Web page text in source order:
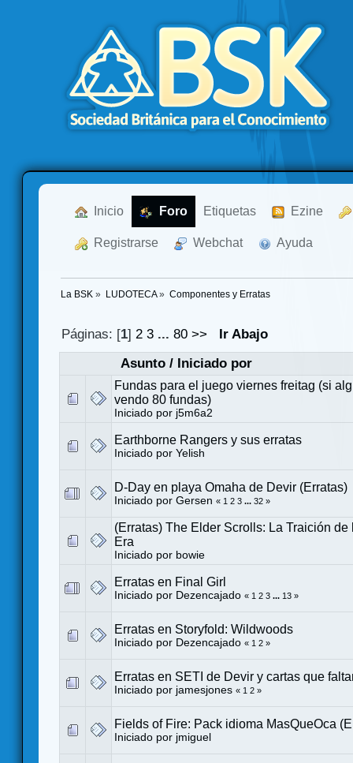
Inicio Foro Etiquetas Ezine
Registrarse Webchat Ayuda
La BSK » LUDOTECA» Componentes y Erratas
Páginas: [1]2 3 ...80 >>
Ir Abajo
Asunto/ Iniciado por
Fundas para el juego viernes freitag (si
vendo 80 fundas)
Iniciado por j5m6a2
Earthborne Rangers y sus erratas
Iniciado por Yelish
D-Day en playa Omaha de Devir (Erratas)
Iniciado por Gersen « 1 2 3 ... 32 »
(Erratas) The Elder Scrolls: La Traición de
Era
Iniciado por bowie
Erratas en Final Girl
Iniciado por Dezencajado « 1 2 3 ... 13 »
Erratas en Storyfold: Wildwoods
Iniciado por Dezencajado « 1 2 »
Erratas en SETI de Devir y cartas que
Iniciado por jamesjones « 1 2 »
Fields of Fire: Pack idioma MasQueOca
Iniciado por jmiguel